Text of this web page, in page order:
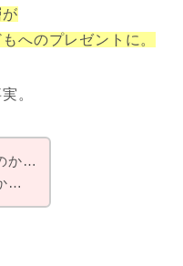
へのプレゼントに。
。
か…
…